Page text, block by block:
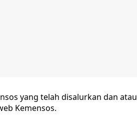
yang telah disalurkan dan atau
Kemensos.